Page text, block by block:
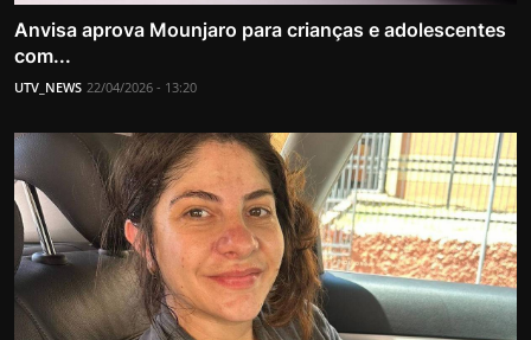
Anvisa aprova Mounjaro para crianças e adolescentes
com...
UTV_NEWS 22/04/2026 - 13:20